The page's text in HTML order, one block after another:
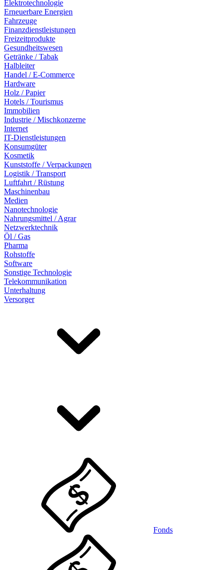
Elektrotechnologie
Erneuerbare Energien
Fahrzeuge
Finanzdienstleistungen
Freizeitprodukte
Gesundheitswesen
Getränke / Tabak
Halbleiter
Handel / E-Commerce
Hardware
Holz / Papier
Hotels / Tourismus
Immobilien
Industrie / Mischkonzerne
Internet
IT-Dienstleistungen
Konsumgüter
Kosmetik
Kunststoffe / Verpackungen
Logistik / Transport
Luftfahrt / Rüstung
Maschinenbau
Medien
Nanotechnologie
Nahrungsmittel / Agrar
Netzwerktechnik
Öl / Gas
Pharma
Rohstoffe
Software
Sonstige Technologie
Telekommunikation
Unterhaltung
Versorger
Fonds